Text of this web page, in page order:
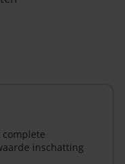
inschatting